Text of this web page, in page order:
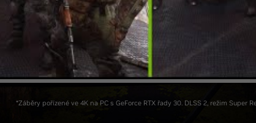
*Záběry pořízené ve 4K na PC s GeForce RTX řady 30. DLSS 2, režim Super